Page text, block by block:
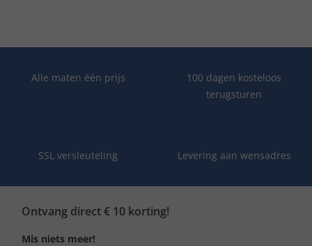
Alle maten één prijs
100 dagen kosteloos
terugsturen
SSL versleuteling Levering aan wensadres
Ontvang direct € 10 korting!
Mis niets meer!